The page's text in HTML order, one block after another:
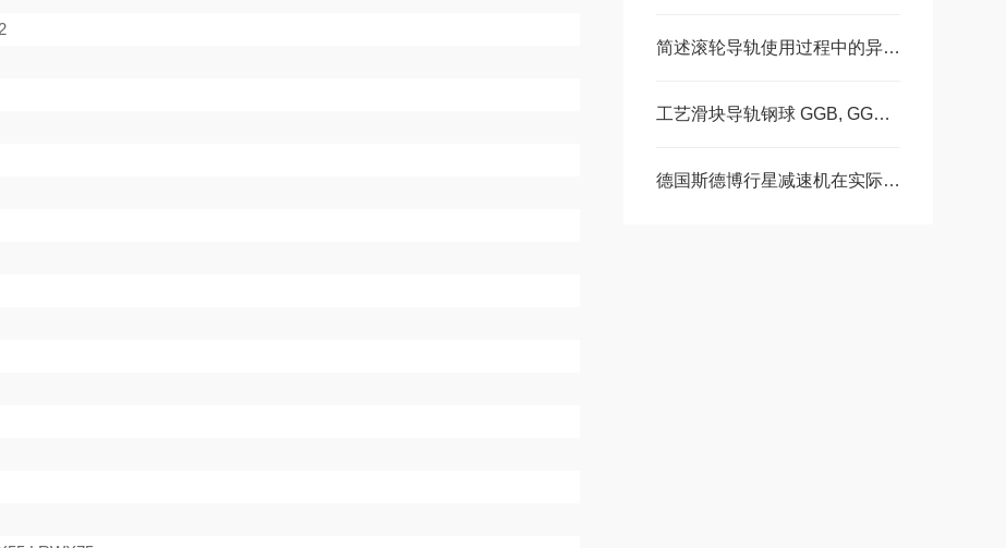
简述滚轮导轨使用过程中的异常信号解决方法
工艺滑块导轨钢球 GGB, GGC, GGD滚柱GZBGZD, GZV，GGBC/GZBC
德国斯德博行星减速机在实际使用过程中的常见问题相应解决方法分享